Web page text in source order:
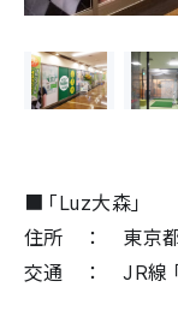
■「Luz大森」
住所 ： 東京
交通 ： JR線「